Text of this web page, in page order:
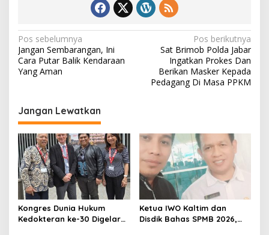
N
a
v
g
a
s
i
p
o
s
Pos sebelumnya
Jangan Sembarangan, Ini
Cara Putar Balik Kendaraan
Yang Aman
Pos berikutnya
Sat Brimob Polda Jabar
Ingatkan Prokes Dan
Berikan Masker Kepada
Pedagang Di Masa PPKM
Jangan Lewatkan
Kongres Dunia Hukum
Kedokteran ke-30 Digelar
Ketua IWO Kaltim dan
Disdik Bahas SPMB 2026,